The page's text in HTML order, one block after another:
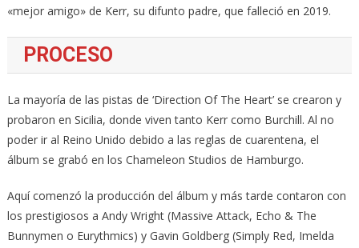
«mejor amigo» de Kerr, su difunto padre, que falleció en 2019.
PROCESO
La mayoría de las pistas de ‘Direction Of The Heart’ se crearon y
probaron en Sicilia, donde viven tanto Kerr como Burchill. Al no
poder ir al Reino Unido debido a las reglas de cuarentena, el
álbum se grabó en los Chameleon Studios de Hamburgo.
Aquí comenzó la producción del álbum y más tarde contaron con
los prestigiosos a Andy Wright (Massive Attack, Echo & The
Bunnymen o Eurythmics) y Gavin Goldberg (Simply Red, Imelda